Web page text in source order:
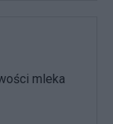
mleka